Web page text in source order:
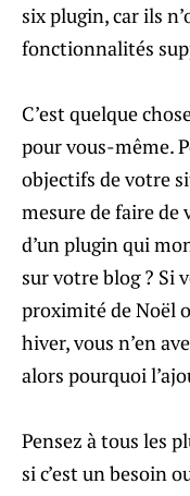
six plugin, car ils
fonctionnalités
C’est quelque
pour vous-même.
objectifs de votre
mesure de faire de
d’un plugin qui
sur votre blog ? Si
proximité de Noël
hiver, vous n’en
alors pourquoi
Pensez à tous les
si c’est un besoin